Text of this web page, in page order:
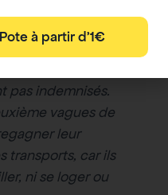
ne sont pas
à ce qu’on
», sans
pas indemnisés.
vagues de
leur
transports, car ils
ni se loger ou
à partir d'1€